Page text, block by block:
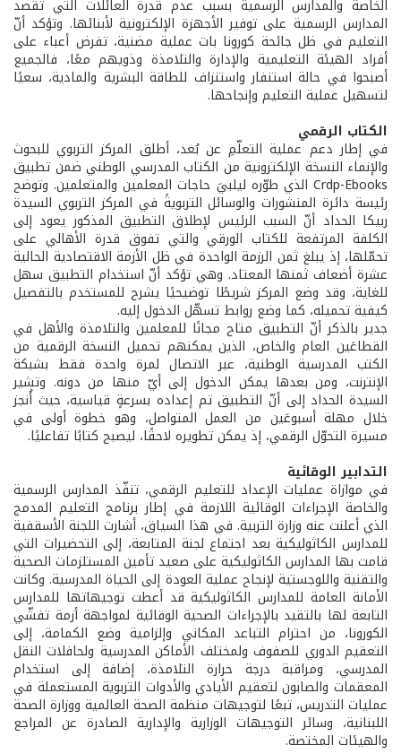
الخاصة والمدارس الرسمية بسبب عدم قدرة العائلات التي تقصد
المدارس الرسمية على توفير الأجهزة الإلكترونية لأبنائها. وتؤكد أنّ
التعليم في ظل جائحة كورونا بات عملية مضنية، تفرض أعباء على
أفراد الهيئة التعليمية والإدارة والتلامذة وذويهم معًا، فالجميع
أصبحوا في حالة استنفار واستنزاف للطاقة البشرية والمادية، سعيًا
لتسهيل عملية التعليم وإنجاحها.
الكتاب الرقمي
في إطار دعم عملية التعلّمِ عن بُعد، أطلق المركز التربوي للبحوث
والإنماء النسخة الإلكترونية من الكتاب المدرسي الوطني ضمن تطبيق
Crdp-Ebooks الذي طوّره ليلبيَ حاجات المعلمين والمتعلمين. وتوضح
رئيسة دائرة المنشورات والوسائل التربويةً في المركز التربوي السيدة
ربيكا الحداد أنّ السبب الرئيس لإطلاق التطبيق المذكور يعود إلى
الكلفة المرتفعة للكتاب الورقي والتي تفوق قدرة الأهالي على
تحمّلها، إذ يبلغ ثمن الرزمة الواحدة في ظل الأزمة الاقتصادية الحالية
عشرة أضعاف ثمنها المعتاد. وهي تؤكد أنّ استخدام التطبيق سهل
للغاية، وقد وضع المركز شريطًا توضيحيًا يشرح للمستخدم بالتفصيل
كيفية تحميله، كما وضع روابط تسهّل الدخول إليه.
جدير بالذكر أنّ التطبيق متاح مجانًا للمعلمين والتلامذة والأهل في
القطاعَين العام والخاص، الذين يمكنهم تحميل النسخة الرقمية من
الكتب المدرسية الوطنية، عبر الاتصال لمرة واحدة فقط بشبكة
الإنترنت، ومن بعدها يمكن الدخول إلى أيّ منها من دونه. وتشير
السيدة الحداد إلى أنّ التطبيق تم إعداده بسرعةٍ قياسية، حيث أُنجز
خلال مهلة أسبوعَين من العمل المتواصل، وهو خطوة أولى في
مسيرة التحوّل الرقمي، إذ يمكن تطويره لاحقًا، ليصبح كتابًا تفاعليًا.
التدابير الوقائية
في موازاة عمليات الإعداد للتعليم الرقمي، تنفّذ المدارس الرسمية
والخاصة الإجراءات الوقائية اللازمة في إطار برنامج التعليم المدمج
الذي أعلنت عنه وزارة التربية. في هذا السياق، أشارت اللجنة الأسقفية
للمدارس الكاثوليكية بعد اجتماع لجنة المتابعة، إلى التحضيرات التي
قامت بها المدارس الكاثوليكية على صعيد تأمين المستلزمات الصحية
والتقنية واللوجستية لإنجاح عملية العودة إلى الحياة المدرسية. وكانت
الأمانة العامة للمدارس الكاثوليكية قد أعطت توجيهاتها للمدارس
التابعة لها بالتقيد بالإجراءات الصحية الوقائية لمواجهة أزمة تفشّي
الكورونا، من احترام التباعد المكاني وإلزامية وضع الكمامة، إلى
التعقيم الدوري للصفوف ولمختلف الأماكن المدرسية ولحافلات النقل
المدرسي، ومراقبة درجة حرارة التلامذة، إضافة إلى استخدام
المعقمات والصابون لتعقيم الأيادي والأدوات التربوية المستعملة في
عمليات التدريس، تبعًا لتوجيهات منظمة الصحة العالمية ووزارة الصحة
اللبنانية، وسائر التوجيهات الوزارية والإدارية الصادرة عن المراجع
والهيئات المختصة.